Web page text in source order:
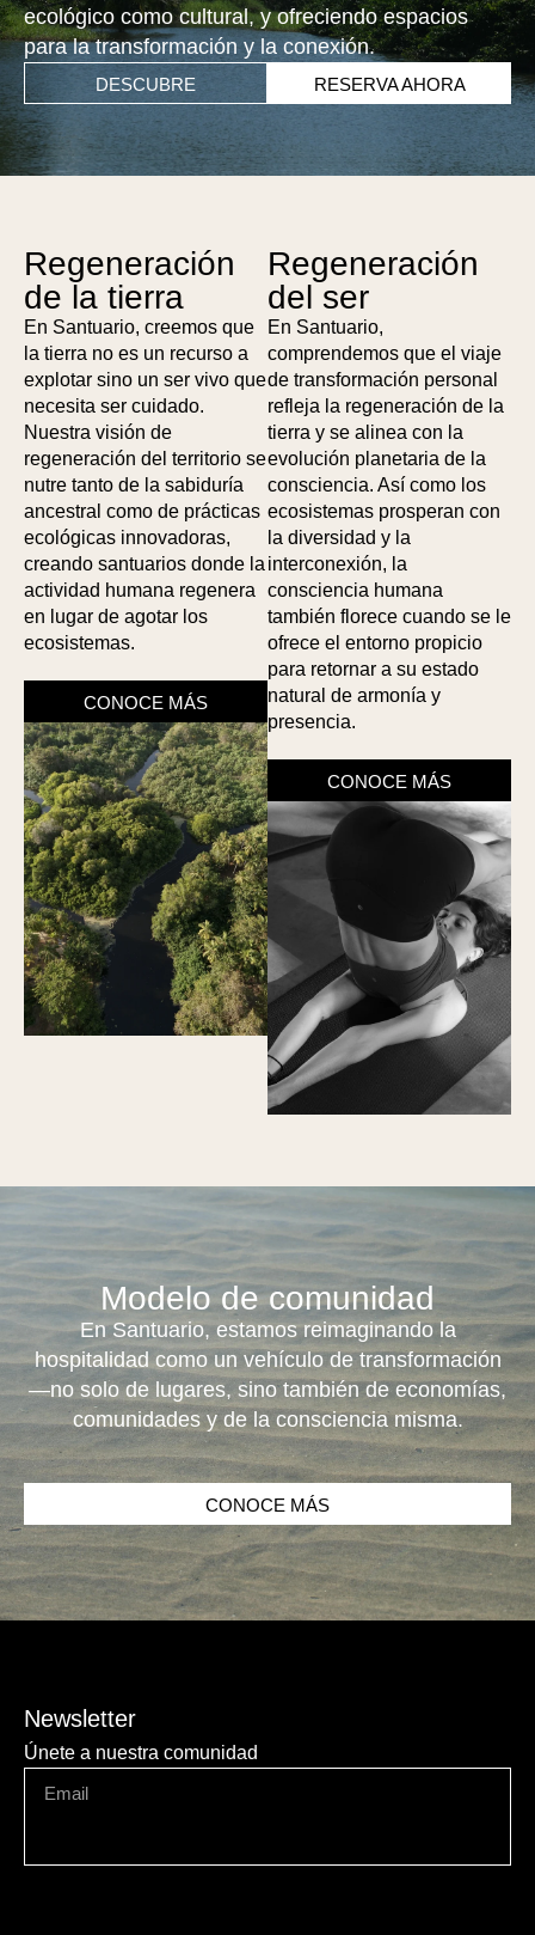
ecológico como cultural, y ofreciendo espacios
para la transformación y la conexión.
DESCUBRE RESERVA AHORA
Regeneración
de la tierra
En Santuario, creemos que
la tierra no es un recurso a
explotar sino un ser vivo que
necesita ser cuidado.
Nuestra visión de
regeneración del territorio se
nutre tanto de la sabiduría
ancestral como de prácticas
ecológicas innovadoras,
creando santuarios donde la
actividad humana regenera
en lugar de agotar los
ecosistemas.
CONOCE MÁS
Regeneración
del ser
En Santuario,
comprendemos que el viaje
de transformación personal
refleja la regeneración de la
tierra y se alinea con la
evolución planetaria de la
consciencia. Así como los
ecosistemas prosperan con
la diversidad y la
interconexión, la
consciencia humana
también florece cuando se le
ofrece el entorno propicio
para retornar a su estado
natural de armonía y
presencia.
CONOCE MÁS
Modelo de comunidad
En Santuario, estamos reimaginando la
hospitalidad como un vehículo de transformación
—no solo de lugares, sino también de economías,
comunidades y de la consciencia misma.
CONOCE MÁS
Newsletter
Únete a nuestra comunidad